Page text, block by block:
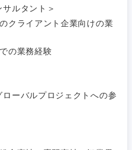
ルタント＞
クライアント企業向けの業
の業務経験
ーバルプロジェクトへの参